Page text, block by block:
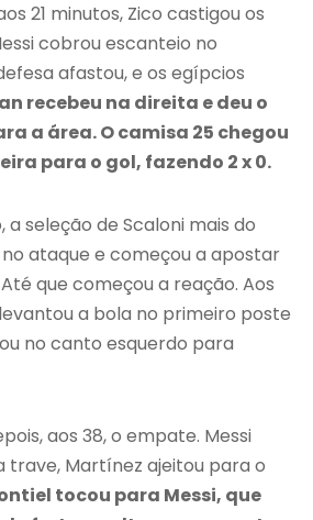
21 minutos, Zico castigou os
cobrou escanteio no
afastou, e os egípcios
recebeu na direita e deu o
a área. O camisa 25 chegou
para o gol, fazendo 2 x 0.
a seleção de Scaloni mais do
ataque e começou a apostar
que começou a reação. Aos
a bola no primeiro poste
no canto esquerdo para
aos 38, o empate. Messi
trave, Martínez ajeitou para o
tocou para Messi, que